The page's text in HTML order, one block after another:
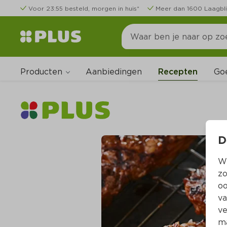
Voor 23:55 besteld, morgen in huis* Meer dan 1600
Producten Aanbiedingen Recepten